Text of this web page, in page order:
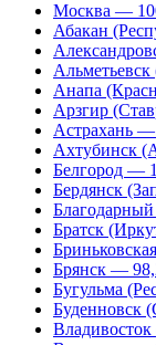
Москва —
Абакан
Анапа
Арзгир
Астрахань
Ахтубинск
Белгород —
Бердянск
Братск
Брянск —
Бугульма
Буденновск